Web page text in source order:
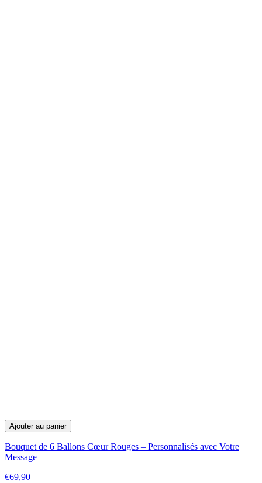
Ajouter au panier
Bouquet de 6 Ballons Cœur Rouges – Personnalisés avec Votre
Message
€69,90